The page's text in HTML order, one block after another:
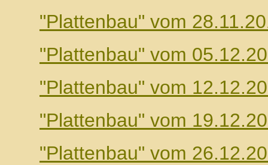
"Plattenbau" vom
"Plattenbau" vom
"Plattenbau" vom
"Plattenbau" vom
"Plattenbau" vom